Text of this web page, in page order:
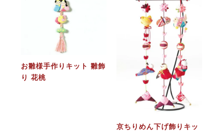
お雛様手作りキット 雛飾
り 花桃
京ちりめん下げ飾りキッ